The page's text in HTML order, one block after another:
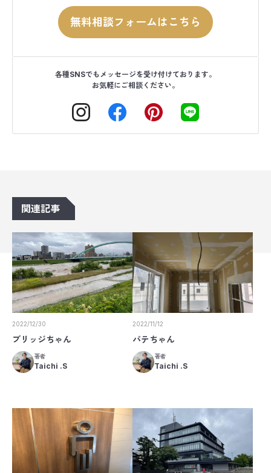
無料相談フォームはこちら
各種SNSでもメッセージを受け付けております。
お気軽にご相談ください。
関連記事
2022/12/30
ブリッジちゃん
著者
Taichi .S
2022/11/12
パテちゃん
著者
Taichi .S